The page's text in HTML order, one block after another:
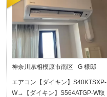
神奈川県相模原市南区 G 様邸
エアコン【ダイキン】S40KTSXP-
W→【ダイキン】S564ATGP-W取